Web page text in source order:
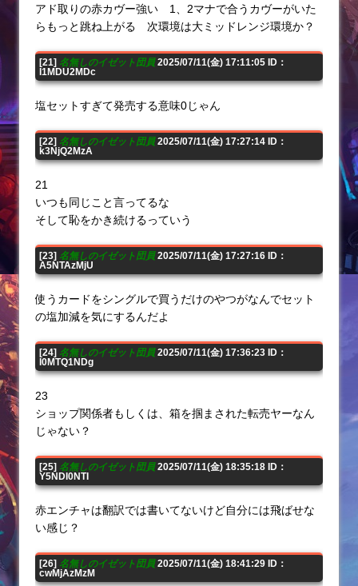
アド取りの赤カヴー強い 1、2マナで合うカヴーがいた
らもっと跳ね上がる 次環境は大ミッドレンジ環境か？
[21] 名無しのイゼット団員2025/07/11(金) 17:11:05 ID：
I1MDU2MDc
塩セットすぎて発売する意味0じゃん
[22] 名無しのイゼット団員2025/07/11(金) 17:27:14 ID：
k3NjQ2MzA
21
いつも同じこと言ってるな
そして恥をかき続けるっていう
[23] 名無しのイゼット団員2025/07/11(金) 17:27:16 ID：
A5NTAzMjU
使うカードをシングルで買うだけのやつがなんでセット
の塩加減を気にするんだよ
[24] 名無しのイゼット団員2025/07/11(金) 17:36:23 ID：
I0MTQ1NDg
23
ショップ関係者もしくは、箱を掴まされた転売ヤーなん
じゃない？
[25] 名無しのイゼット団員2025/07/11(金) 18:35:18 ID：
Y5NDI0NTI
赤エンチャは翻訳では書いてないけど自分には飛ばせな
い感じ？
[26] 名無しのイゼット団員2025/07/11(金) 18:41:29 ID：
cwMjAzMzM